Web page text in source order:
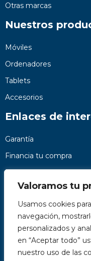
Valoramos tu
Usamos cookies
navegación,
personalizados y
en “Aceptar todo”
nuestro uso de las
Otras marcas
Nuestros
Móviles
Ordenadores
Tablets
Accesorios
Enlaces de
Garantía
Financia tu compra
Preguntas frecuentes
Nosotros
Contacto
Páginas legales
Kit Digital